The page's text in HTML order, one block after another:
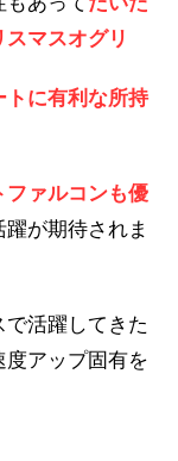
マスオグリ
トに有利な所持
ファルコンも優
躍が期待されま
活躍してきた
度アップ固有を